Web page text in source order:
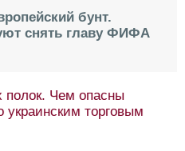
бунт.
снять главу ФИФА
полок. Чем опасны
торговым